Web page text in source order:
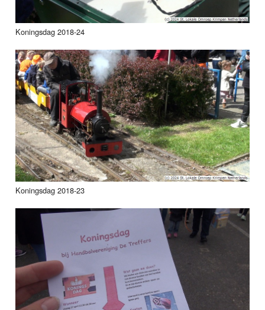
Koningsdag 2018-24
Koningsdag 2018-23